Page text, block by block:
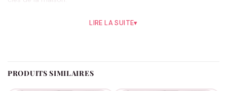
va très bien, mais le bleu ou le noir font aussi parfaitement
LIRE LA SUITE▾
PRODUITS SIMILAIRES